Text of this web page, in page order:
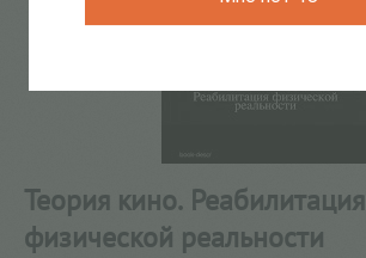
Теория кино. Реабилитация
физической реальности